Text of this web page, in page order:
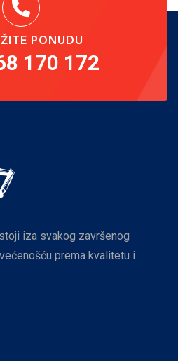
PONUDU
170 172
iza svakog završenog
prema kvalitetu i